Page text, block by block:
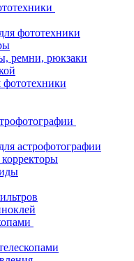
фототехники
ремни, рюкзаки
астрофотографии